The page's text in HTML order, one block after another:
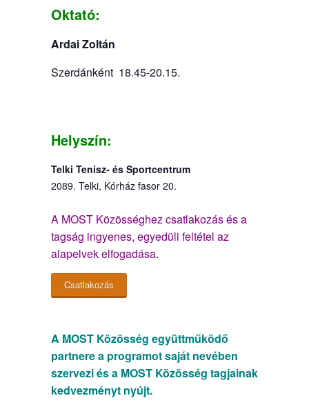
Oktató:
Ardai Zoltán
Szerdánként 18.45-20.15.
Helyszín:
Telki Tenisz- és Sportcentrum
2089. Telki, Kórház fasor 20.
A MOST Közösséghez csatlakozás és a
tagság ingyenes, egyedüli feltétel az
alapelvek elfogadása.
Csatlakozás
A MOST Közösség együttműködő
partnere a programot saját nevében
szervezi és a MOST Közösség tagjainak
kedvezményt nyújt.